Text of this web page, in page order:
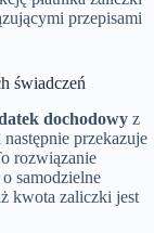
przepisami
świadczeń
dochodowy z
przekazuje
rozwiązanie
samodzielne
kwota zaliczki jest